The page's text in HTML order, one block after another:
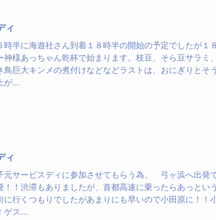
ィ
半に海遊社さん到着１８時半の開始の予定でしたが１
神様あっちゃん乾杯で始まります。枝豆、そら豆サラミ
鳥巨大キンメの煮付けなどなどラストは、おにぎりとそ
が...
ィ
元サービスディに参加させてもらう為、 弓ヶ浜へ出発
！！渋滞もありましたが、首都高速に乗ったらあっとい
に行くつもりでしたがあまりにも早いので小田原に！！
ゲス...